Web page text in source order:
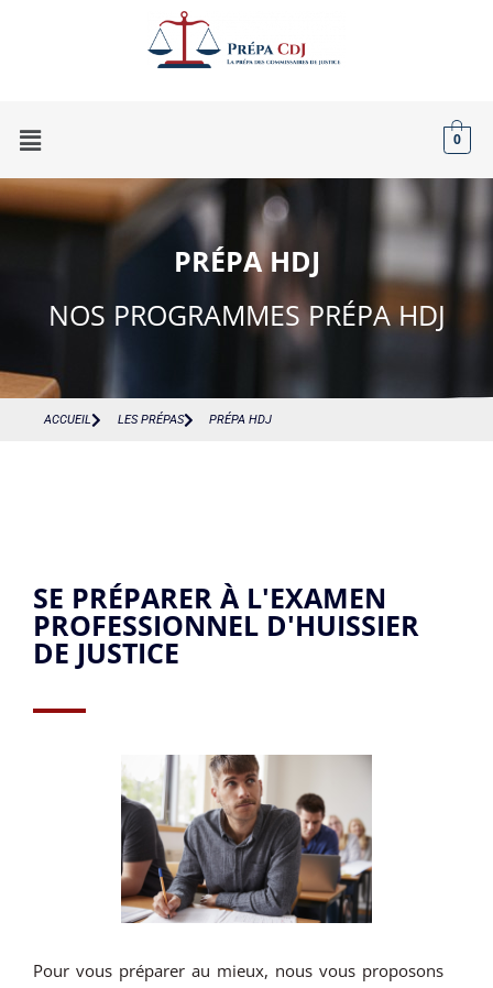
0
PRÉPA HDJ
NOS PROGRAMMES PRÉPA HDJ
ACCUEIL LES PRÉPAS PRÉPA HDJ
SE PRÉPARER À L'EXAMEN
PROFESSIONNEL D'HUISSIER
DE JUSTICE
Pour vous préparer au mieux, nous vous proposons